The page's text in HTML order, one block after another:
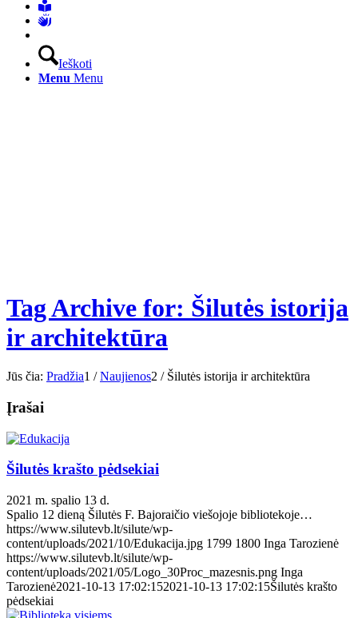
Ieškoti
Menu Menu
Tag Archive for: Šilutės istorija
ir architektūra
Jūs čia: Pradžia1 / Naujienos2 / Šilutės istorija ir architektūra
Įrašai
Šilutės krašto pėdsekiai
2021 m. spalio 13 d.
Spalio 12 dieną Šilutės F. Bajoraičio viešojoje bibliotekoje…
https://www.silutevb.lt/silute/wp-
content/uploads/2021/10/Edukacija.jpg 1799 1800 Inga Tarozienė
https://www.silutevb.lt/silute/wp-
content/uploads/2021/05/Logo_30Proc_mazesnis.png Inga
Tarozienė2021-10-13 17:02:152021-10-13 17:02:15Šilutės krašto
pėdsekiai